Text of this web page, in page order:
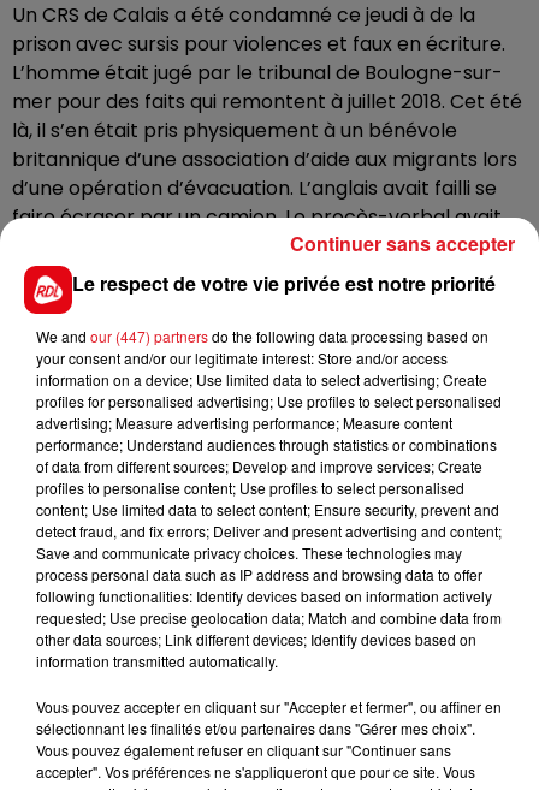
Un CRS de Calais a été condamné ce jeudi à de la
prison avec sursis pour violences et faux en écriture.
L’homme était jugé par le tribunal de Boulogne-sur-
mer pour des faits qui remontent à juillet 2018. Cet été
là, il s’en était pris physiquement à un bénévole
britannique d’une association d’aide aux migrants lors
d’une opération d’évacuation. L’anglais avait failli se
faire écraser par un camion. Le procès-verbal avait
été falsifié. Ce dernier affirmait que c'est le bénévole
qui avait été violent.
Le tribunal l'a déclaré coupable et l’a condamné à un
an et demi de prison avec sursis et interdiction
d’exercer des fonctions de policiers pendant deux
ans.
FIL D'ACTUS
15 juillet 2026
BÉTHUNE: ENQUÊTE POUR HOMICIDE
Le respect de votre vie privée est notre priorité
We and our (447) partnersdo the following data processing based on
your consent and/or our legitimate interest: Store and/or access
information on a device; Use limited data to select advertising; Create
profiles for personalised advertising; Use profiles to select personalised
advertising; Measure advertising performance; Measure content
performance; Understand audiences through statistics or combinations
of data from different sources; Develop and improve services; Create
profiles to personalise content; Use profiles to select personalised
content; Use limited data to select content; Ensure security, prevent and
detect fraud, and fix errors; Deliver and present advertising and content;
Save and communicate privacy choices. These technologies may
process personal data such as IP address and browsing data to offer
following functionalities: Identify devices based on information actively
requested; Use precise geolocation data; Match and combine data from
other data sources; Link different devices; Identify devices based on
information transmitted automatically.
Vous pouvez accepter en cliquant sur "Accepter et fermer", ou affiner en
sélectionnant les finalités et/ou partenaires dans "Gérer mes choix".
Vous pouvez également refuser en cliquant sur "Continuer sans
accepter". Vos préférences ne s'appliqueront que pour ce site. Vous
Continuer sans accepter